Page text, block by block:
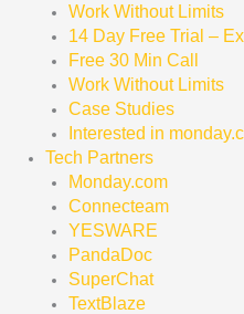
Work Without Limits
14 Day Free Trial –
Free 30 Min Call
Work Without Limits
Case Studies
Interested in
Tech Partners
Monday.com
Connecteam
YESWARE
PandaDoc
SuperChat
TextBlaze